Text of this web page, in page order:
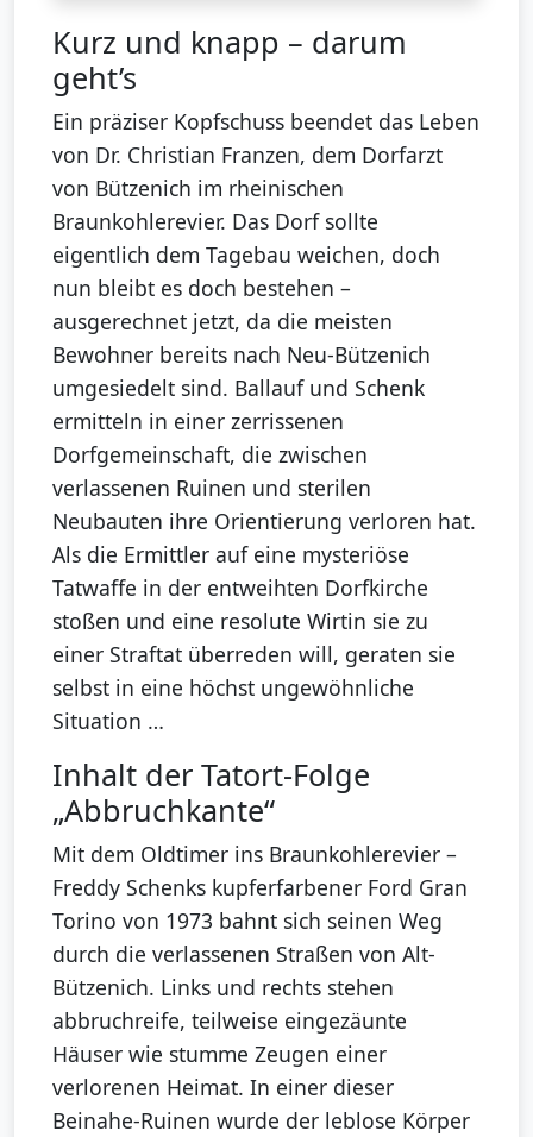
Kurz und knapp – darum
geht’s
Ein präziser Kopfschuss beendet das Leben
von Dr. Christian Franzen, dem Dorfarzt
von Bützenich im rheinischen
Braunkohlerevier. Das Dorf sollte
eigentlich dem Tagebau weichen, doch
nun bleibt es doch bestehen –
ausgerechnet jetzt, da die meisten
Bewohner bereits nach Neu-Bützenich
umgesiedelt sind. Ballauf und Schenk
ermitteln in einer zerrissenen
Dorfgemeinschaft, die zwischen
verlassenen Ruinen und sterilen
Neubauten ihre Orientierung verloren hat.
Als die Ermittler auf eine mysteriöse
Tatwaffe in der entweihten Dorfkirche
stoßen und eine resolute Wirtin sie zu
einer Straftat überreden will, geraten sie
selbst in eine höchst ungewöhnliche
Situation …
Inhalt der Tatort-Folge
„Abbruchkante“
Mit dem Oldtimer ins Braunkohlerevier –
Freddy Schenks kupferfarbener Ford Gran
Torino von 1973 bahnt sich seinen Weg
durch die verlassenen Straßen von Alt-
Bützenich. Links und rechts stehen
abbruchreife, teilweise eingezäunte
Häuser wie stumme Zeugen einer
verlorenen Heimat. In einer dieser
Beinahe-Ruinen wurde der leblose Körper